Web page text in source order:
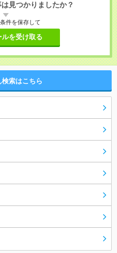
見つかりましたか？
件を保存して
ルを受け取る
検索はこちら